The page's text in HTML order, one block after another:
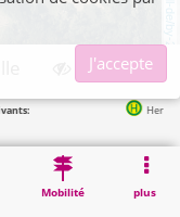
dl-de/by-2-0
Mobilité plus
Herzogenrath Burgstraße in
Ave-Maria Kapelle
J'accepte